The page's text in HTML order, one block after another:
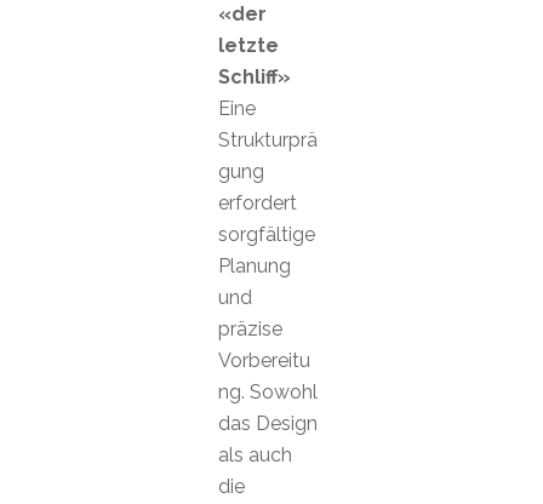
«der
letzte
Schliff»
Eine
Strukturprä
gung
erfordert
sorgfältige
Planung
und
präzise
Vorbereitu
ng. Sowohl
das Design
als auch
die